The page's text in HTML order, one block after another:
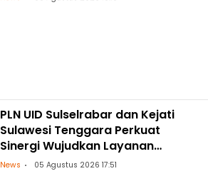
PLN UID Sulselrabar dan Kejati
Sulawesi Tenggara Perkuat
Sinergi Wujudkan Layanan
Kelistrikan Andal dengan
News 05 Agustus 2026 17:51